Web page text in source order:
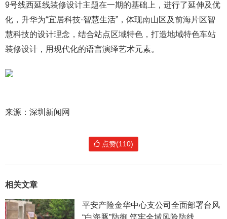
9号线西延线装修设计主题在一期的基础上，进行了延伸及优
化，升华为“宜居科技·智慧生活”，体现南山区及前海片区智
慧科技的设计理念，结合站点区域特色，打造地域特色车站
装修设计，用现代化的语言演绎艺术元素。
来源：深圳新闻网
点赞(110)
相关文章
平安产险金华中心支公司全面部署台风